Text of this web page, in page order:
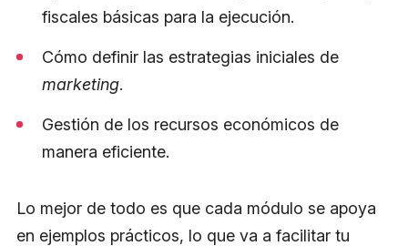
fiscales básicas para la ejecución.
Cómo definir las estrategias iniciales de
marketing.
Gestión de los recursos económicos de
manera eficiente.
Lo mejor de todo es que cada módulo se apoya
en ejemplos prácticos, lo que va a facilitar tu